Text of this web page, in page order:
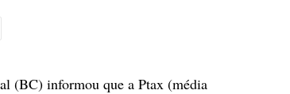
(BC) informou que a Ptax (média